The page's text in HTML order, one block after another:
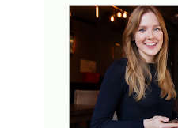
petite annonce
PETITES ANNONCES
Le plus grand site de petites
neuves. Publiez maintenant une
Le bon coin belgique
Des annonces et de bonnes
une annonce gratuite pour la
voiture d'occasion, moto,